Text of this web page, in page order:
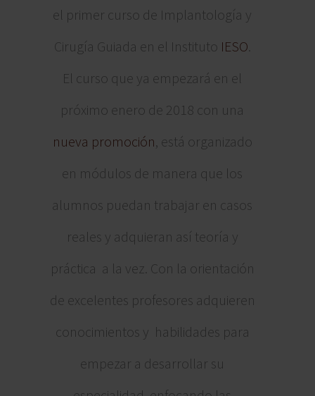
el primer curso de Implantología y
Cirugía Guiada en el Instituto IESO
El curso que ya empezará en el
próximo enero de 2018 con una
nueva promoción , está organizado
en módulos de manera que los
alumnos puedan trabajar en casos
reales y adquieran así teoría y
práctica a la vez. Con la orientación
de excelentes profesores adquieren
conocimientos y habilidades para
empezar a desarrollar su